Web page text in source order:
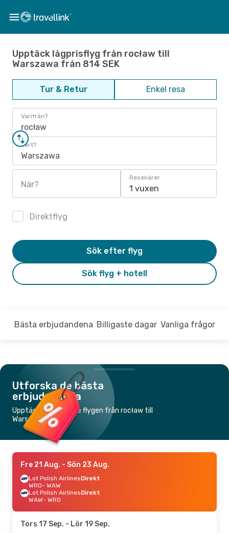
Upptäck lågprisflyg från rocław till
Warszawa från 814 SEK
Tur & Retur Enkel resa
Varifrån?
rocław
Vart?
Warszawa
När?
Resenärer
1 vuxen
Direktflyg
Sök flyg + hotell
Sök efter flyg
Bästa erbjudandena Billigaste dagar Vanliga frågor
Utforska de bästa
erbjudandena
Upptäck de billigaste flygen från rocław till
Warszawa
Fre 21 Aug. - Sön 23 Aug.
Lot Polish AirlinesDirekt
WRO- WAW
Lot Polish AirlinesDirekt
WAW- WRO
Tors 17 Sep. - Lör 19 Sep.